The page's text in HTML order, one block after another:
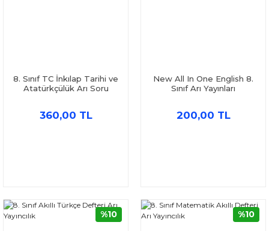
8. Sınıf TC İnkılap Tarihi ve
Atatürkçülük Arı Soru
360,00 TL
New All In One English 8.
Sınıf Arı Yayınları
200,00 TL
%10 %10